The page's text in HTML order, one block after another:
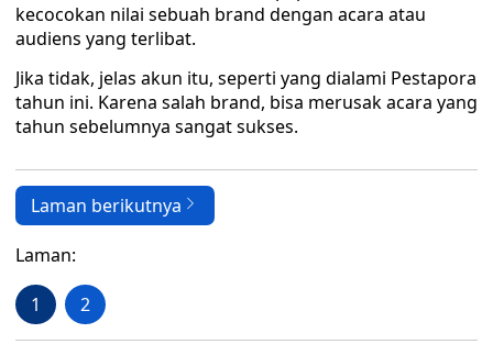
kecocokan nilai sebuah brand dengan acara atau
audiens yang terlibat.
Jika tidak, jelas akun itu, seperti yang dialami Pestapora
tahun ini. Karena salah brand, bisa merusak acara yang
tahun sebelumnya sangat sukses.
Laman berikutnya
Laman:
1 2